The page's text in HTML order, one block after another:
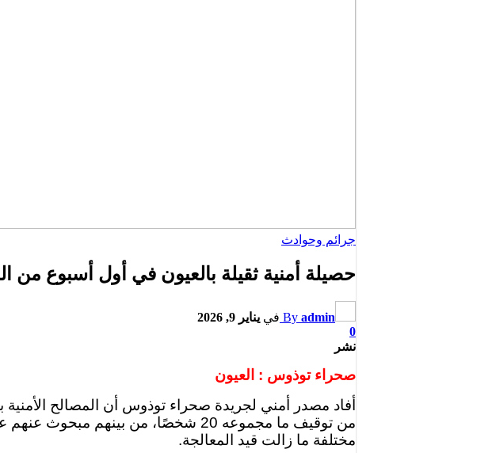
جرائم وحوادث
حصيلة أمنية ثقيلة بالعيون في أول أسبوع من
By admin في يناير 9, 2026
0
نشر
صحراء توذوس : العيون
أفاد مصدر أمني لجريدة صحراء توذوس أن المصالح الأمنية
من توقيف ما مجموعه 20 شخصًا، من
مختلفة ما زالت قيد المعالجة.